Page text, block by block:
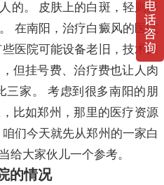
的。 皮肤上的白斑，轻则影
在南阳，治疗白癜风的医院
医院可能设备老旧，技术跟
但挂号费、治疗费也让人肉
三家。 考虑到很多南阳的朋
比如郑州，那里的医疗资源
们今天就先从郑州的一家白
给大家伙儿一个参考。
的情况